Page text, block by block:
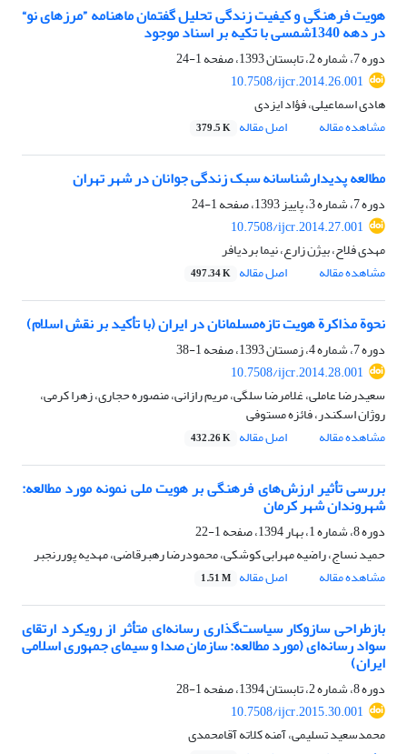
هویت فرهنگی و کیفیت زندگی تحلیل گفتمان ماهنامه ”مرزهای نو“
در دهه 1340شمسی با تکیه بر اسناد موجود
دوره 7، شماره 2، تابستان 1393، صفحه
1-24
10.7508/ijcr.2014.26.001
هادی اسماعیلی، فؤاد ایزدی
مشاهده مقاله
اصل مقاله 379.5 K
مطالعه پدیدارشناسانه سبک زندگی جوانان در شهر تهران
دوره 7، شماره 3، پاییز 1393، صفحه
1-24
10.7508/ijcr.2014.27.001
مهدی فلاح، بیژن زارع، نیما بردیافر
مشاهده مقاله
اصل مقاله 497.34 K
نحوة مذاکرة هویت تازه‌مسلمانان در ایران (با تأکید بر نقش اسلام)
دوره 7، شماره 4، زمستان 1393، صفحه
1-38
10.7508/ijcr.2014.28.001
سعیدرضا عاملی، غلامرضا سلگی، مریم رازانی، منصوره حجاری، زهرا کرمی،
روژان اسکندر، فائزه مستوفی
مشاهده مقاله
اصل مقاله 432.26 K
بررسی تأثیر ارزش‌های فرهنگی بر هویت ملی نمونه مورد مطالعه:
شهروندان شهر کرمان
دوره 8، شماره 1، بهار 1394، صفحه
1-22
حمید نساج، راضیه مهرابی کوشکی، محمودرضا رهبرقاضی، مهدیه پوررنجبر
مشاهده مقاله
اصل مقاله 1.51 M
بازطراحی سازوکار سیاست‌گذاری رسانه‌ای متأثر از رویکرد ارتقای
سواد رسانه‌ای (مورد مطالعه: سازمان صدا و سیمای جمهوری اسلامی
ایران)
دوره 8، شماره 2، تابستان 1394، صفحه
1-28
10.7508/ijcr.2015.30.001
محمدسعید تسلیمی، آمنه کلاته آقامحمدی